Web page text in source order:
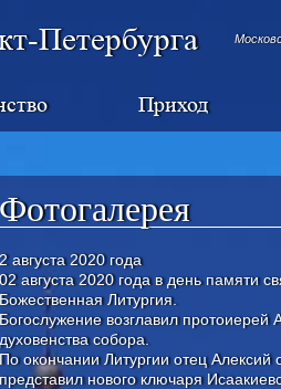
Петербурга
Приход
Фотогалерея
2 августа 2020 года
02 августа 2020 года в день памяти
Божественная Литургия.
Богослужение возглавил
духовенства собора.
По окончании Литургии отец
представил нового ключаря